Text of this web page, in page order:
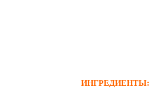
ИНГРЕДИЕНТЫ: